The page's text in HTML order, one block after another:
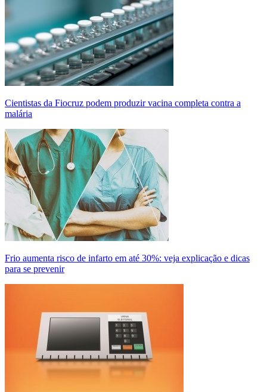
Cientistas da Fiocruz podem produzir vacina completa contra a
malária
Frio aumenta risco de infarto em até 30%: veja explicação e dicas
para se prevenir